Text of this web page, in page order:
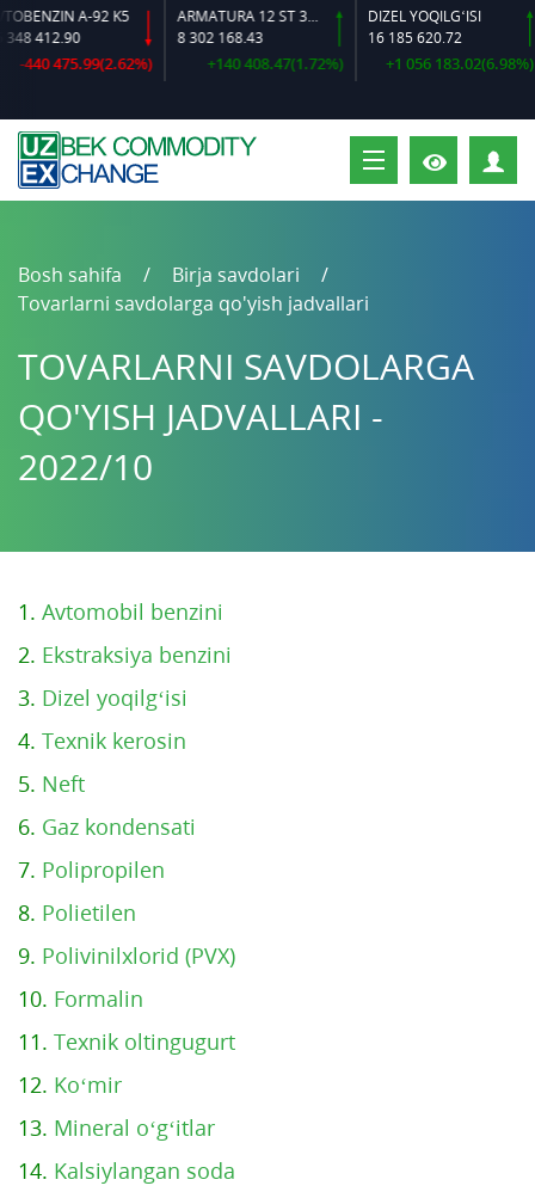
A-92 K5
412.90
475.99(2.62%)
ARMATURA 12 ST 35 GS O‘LCHAMLI
8 302 168.43
+140 408.47(1.72%)
DIZEL YOQILG‘ISI
16 185 620.72
+1 056 183.02(6.98%)
Bosh sahifa
Birja savdolari
Tovarlarni savdolarga qo'yish jadvallari
TOVARLARNI SAVDOLARGA
QO'YISH JADVALLARI -
2022/10
1. Avtomobil benzini
2. Ekstraksiya benzini
3. Dizel yoqilg‘isi
4. Texnik kerosin
5. Neft
6. Gaz kondensati
7. Polipropilen
8. Polietilen
9. Polivinilxlorid (PVX)
10. Formalin
11. Texnik oltingugurt
12. Ko‘mir
13. Mineral o‘g‘itlar
14. Kalsiylangan soda